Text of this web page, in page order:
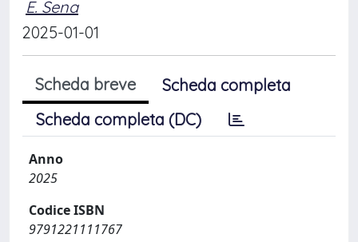
E. Sena
2025-01-01
Scheda breve
Scheda completa
Scheda completa (DC)
Anno
2025
Codice ISBN
9791221111767